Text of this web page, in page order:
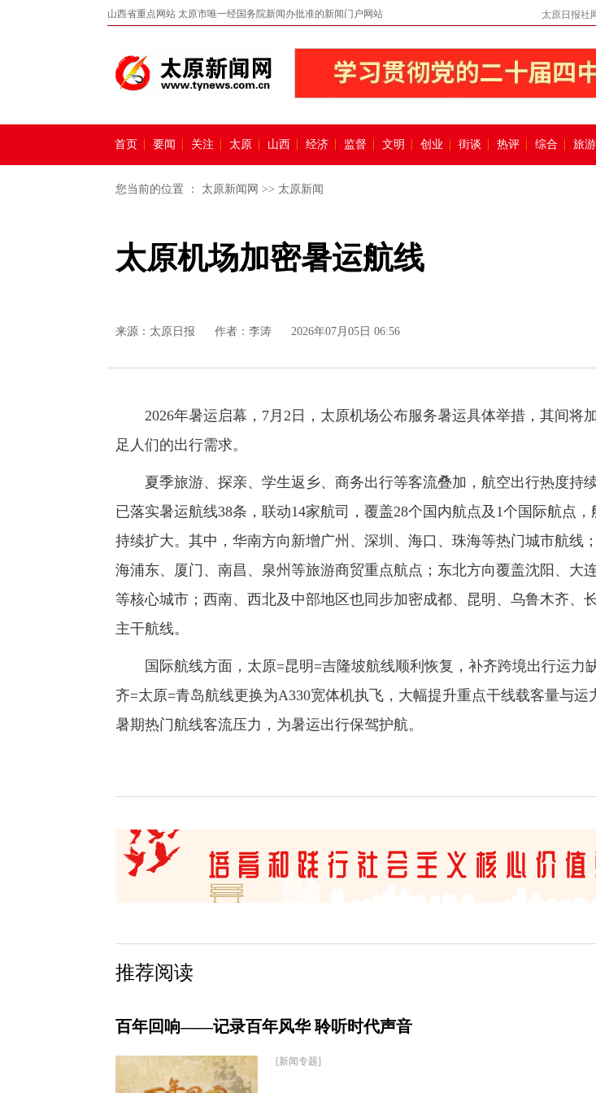
山西省重点网站 太原市唯一经国务院新闻办批准的新闻门户网站 太原日报社
首页 要闻 关注 太原 山西 经济 监督 文明 创业 街谈 热评 综合 旅游
您当前的位置 ： 太原新闻网 >> 太原新闻
太原机场加密暑运航线
来源： 太原日报 作者：李涛 2026年07月05日 06:56
2026年暑运启幕，7月2日，太原机场公布服务暑运具体举措，其间将
足人们的出行需求。
夏季旅游、探亲、学生返乡、商务出行等客流叠加，航空出行热度持
已落实暑运航线38条，联动14家航司，覆盖28个国内航点及1个国际航点，
持续扩大。其中，华南方向新增广州、深圳、海口、珠海等热门城市航线
海浦东、厦门、南昌、泉州等旅游商贸重点航点；东北方向覆盖沈阳、大
等核心城市；西南、西北及中部地区也同步加密成都、昆明、乌鲁木齐、
主干航线。
国际航线方面，太原=昆明=吉隆坡航线顺利恢复，补齐跨境出行运力
齐=太原=青岛航线更换为A330宽体机执飞，大幅提升重点干线载客量与运
暑期热门航线客流压力，为暑运出行保驾护航。
推荐阅读
百年回响——记录百年风华 聆听时代声音
[新闻专题]